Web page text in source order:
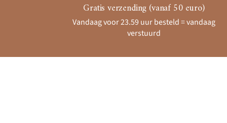
Gratis verzending (vanaf 50 euro)
Vandaag voor 23.59 uur besteld = vandaag
verstuurd